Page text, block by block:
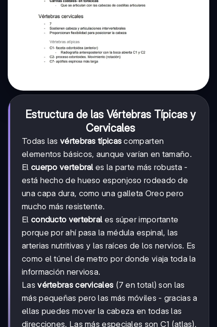
Estructura de las Vértebras Típicas y
Cervicales
Todas las vértebras típicas comparten
elementos básicos, aunque varían en tamaño.
El cuerpo vertebral es la parte más robusta -
está hecho de hueso esponjoso rodeado de
una capa dura, como una galleta Oreo pero
mucho más resistente.
El conducto vertebral es súper importante
porque por ahí pasa la médula espinal, las
arterias nutritivas y las raíces de los nervios. Es
como el túnel de metro por donde viaja toda la
información nerviosa.
Lasvértebras cervicales (7 en total) son las
más pequeñas pero las más móviles - gracias a
ellas puedes mover la cabeza en todas las
direcciones. Las más especiales son C1 (atlas),